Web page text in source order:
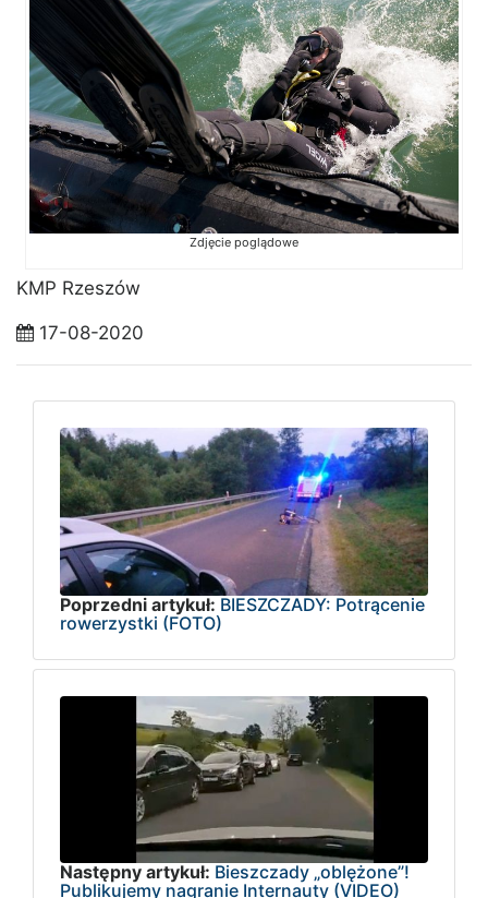
Zdjęcie poglądowe
KMP Rzeszów
17-08-2020
Poprzedni artykuł: BIESZCZADY: Potrącenie
rowerzystki (FOTO)
Następny artykuł: Bieszczady „oblężone”!
Publikujemy nagranie Internauty (VIDEO)